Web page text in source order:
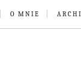
O MNIE